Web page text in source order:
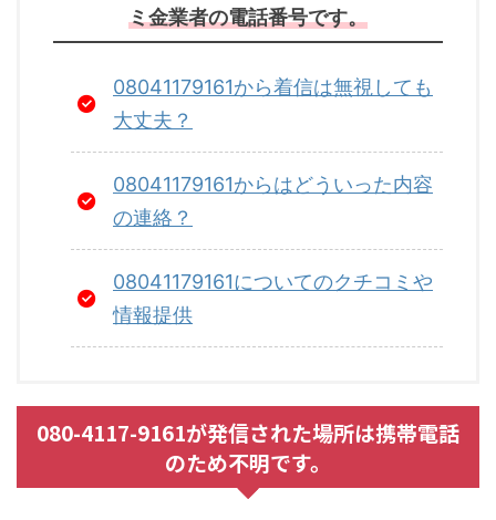
ミ金業者の電話番号です。
08041179161から着信は無視しても
大丈夫？
08041179161からはどういった内容
の連絡？
08041179161についてのクチコミや
情報提供
080-4117-9161が発信された場所は携帯電話
のため不明です。